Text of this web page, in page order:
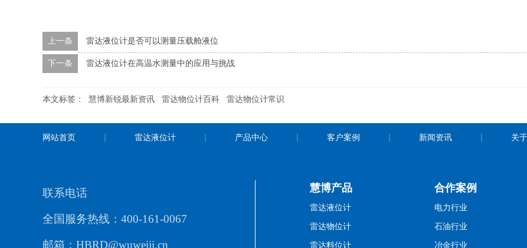
上一条 雷达液位计是否可以测量压载舱液位
下一条 雷达液位计在高温水测量中的应用与挑战
本文标签： 慧博新锐最新资讯 雷达物位计百科 雷达物位计常识
网站首页 雷达液位计 产品中心 客户案例 新闻资讯 关
联系电话
全国服务热线：400-161-0067
邮箱：HBRD@wuweiji.cn
慧博产品
雷达液位计
雷达物位计
雷达料位计
合作案例
电力行业
石油行业
冶金行业